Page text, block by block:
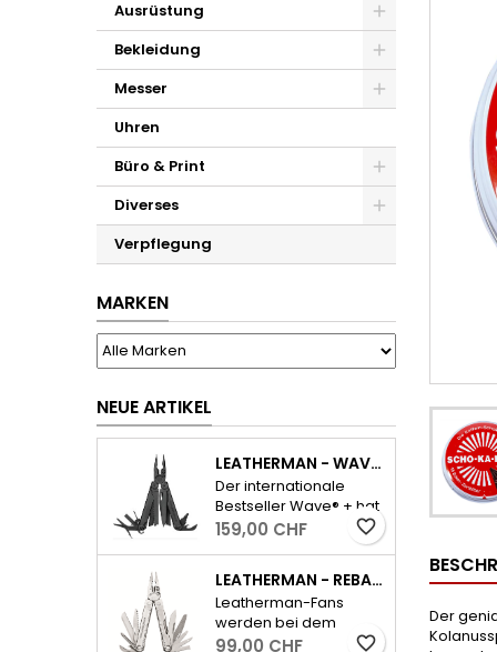
Ausrüstung
Bekleidung
Messer
Uhren
Büro & Print
Diverses
Verpflegung
MARKEN
NEUE ARTIKEL
LEATHERMAN - WAVE PLUS INKL. ETUI - SCHWARZ
Der internationale
Bestseller Wave® + hat
alle wichtigen Tools für
den Alltag und dazu
auswechselbaren,
widerstandsfähigen
Drahtschneider.
- Feststellbare
159,00 CHF favorite_border
LEATHERMAN - REBAR - SILBER
Leatherman-Fans
werden bei dem
neuen Rebar sofort die
99,00 CHF favorite_border
Der